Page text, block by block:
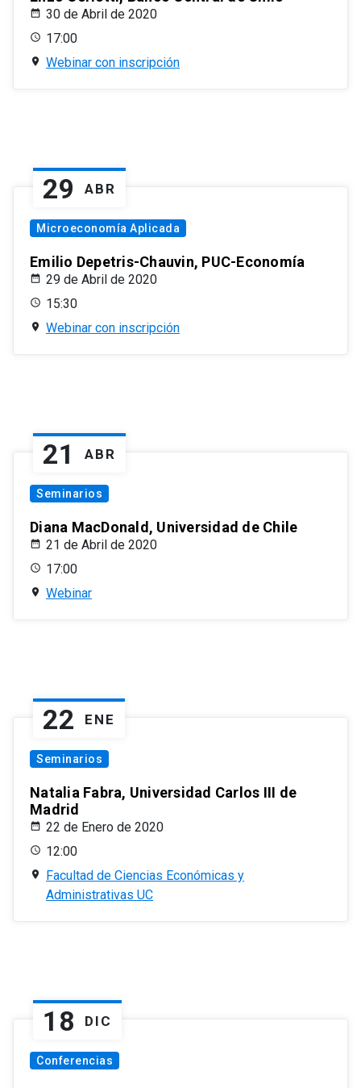
30 de Abril de 2020
17:00
Webinar con inscripción
29 ABR
Microeconomía Aplicada
Emilio Depetris-Chauvin, PUC-Economía
29 de Abril de 2020
15:30
Webinar con inscripción
21 ABR
Seminarios
Diana MacDonald, Universidad de Chile
21 de Abril de 2020
17:00
Webinar
22 ENE
Seminarios
Natalia Fabra, Universidad Carlos III de
Madrid
22 de Enero de 2020
12:00
Facultad de Ciencias Económicas y
Administrativas UC
18 DIC
Conferencias